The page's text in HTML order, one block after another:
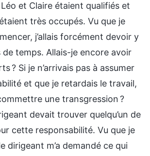
et Claire étaient qualifiés et
très occupés. Vu que je
j’allais forcément devoir y
de temps. Allais-je encore avoir
? Si je n’arrivais pas à assumer
et que je retardais le travail,
une transgression ?
devait trouver quelqu’un de
cette responsabilité. Vu que je
dirigeant m’a demandé ce qui